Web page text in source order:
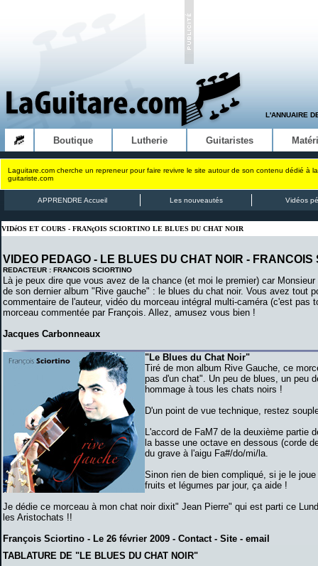
L'ANNUAIRE
Boutique Lutherie Guitaristes
Laguitare.com cherche un repreneur pour faire revivre le site autour de son contenu dédié à
guitariste.com
APPRENDRE Accueil Les nouveautés Vidéos
VIDéOS ET COURS - FRANçOIS SCIORTINO LE BLUES DU CHAT NOIR
VIDEO PEDAGO - LE BLUES DU CHAT NOIR - FRANCOIS
REDACTEUR : FRANCOIS SCIORTINO
Là je peux dire que vous avez de la chance (et moi le premier) car
de son dernier album "Rive gauche" : le blues du chat noir. Vous avez tout
commentaire de l'auteur, vidéo du morceau intégral multi-caméra (c'est
morceau commentée par François. Allez, amusez vous bien !
Jacques Carbonneaux
"Le Blues du Chat Noir"
Tiré de mon album Rive Gauche, ce
pas d'un chat". Un peu de blues, un peu
hommage à tous les chats noirs !
D'un point de vue technique, restez
L'accord de FaM7 de la deuxième partie
la basse une octave en dessous (corde
du grave à l'aigu Fa#/do/mi/la.
Sinon rien de bien compliqué, si je le
fruits et légumes par jour, ça aide !
Je dédie ce morceau à mon chat noir dixit" Jean Pierre" qui est parti ce
les Aristochats !!
François Sciortino - Le 26 février 2009 - Contact - Site - email
TABLATURE DE "LE BLUES DU CHAT NOIR"